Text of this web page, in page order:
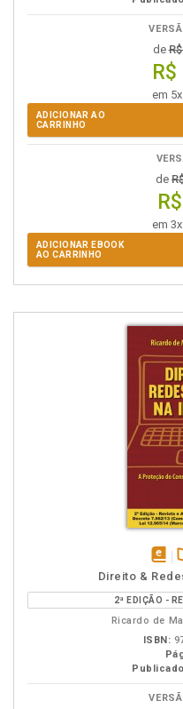
de
em
ADICIONAR AO
CARRINHO
de
em
ADICIONAR EBOOK
AO CARRINHO
em
Direito &
2ª EDIÇÃO -
Ricardo de
ISBN: